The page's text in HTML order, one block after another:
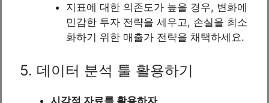
지표에 대한 의존도가 높을 경우, 변화에
민감한 투자 전략을 세우고, 손실을 최소
화하기 위한 매출가 전략을 채택하세요.
5. 데이터 분석 툴 활용하기